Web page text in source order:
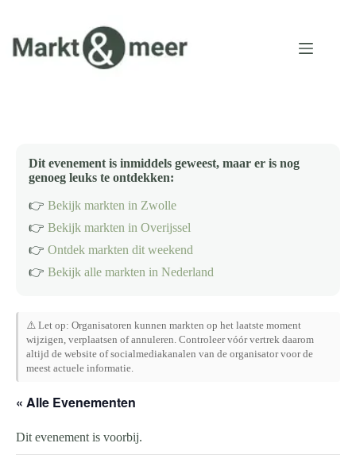
inhoud
Dit evenement is inmiddels geweest, maar er is nog
genoeg leuks te ontdekken:
👉 Bekijk markten in Zwolle
👉 Bekijk markten in Overijssel
👉 Ontdek markten dit weekend
👉 Bekijk alle markten in Nederland
⚠️ Let op: Organisatoren kunnen markten op het laatste moment
wijzigen, verplaatsen of annuleren. Controleer vóór vertrek daarom
altijd de website of socialmediakanalen van de organisator voor de
meest actuele informatie.
« Alle Evenementen
Dit evenement is voorbij.